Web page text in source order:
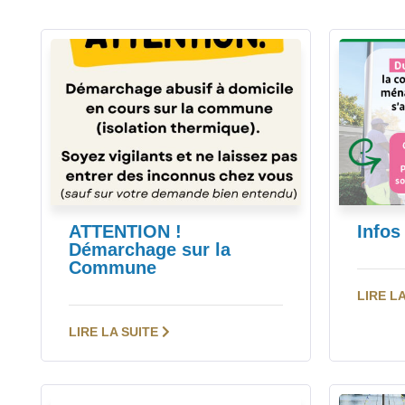
ATTENTION !
Démarchage sur la
Commune
LIRE LA SUITE
Infos
LIRE